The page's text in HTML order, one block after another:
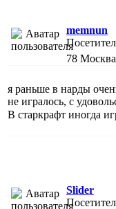
memnun
78 Москва
я раньше в нарды
не игралось, с
В старкрафт иногда
Slider